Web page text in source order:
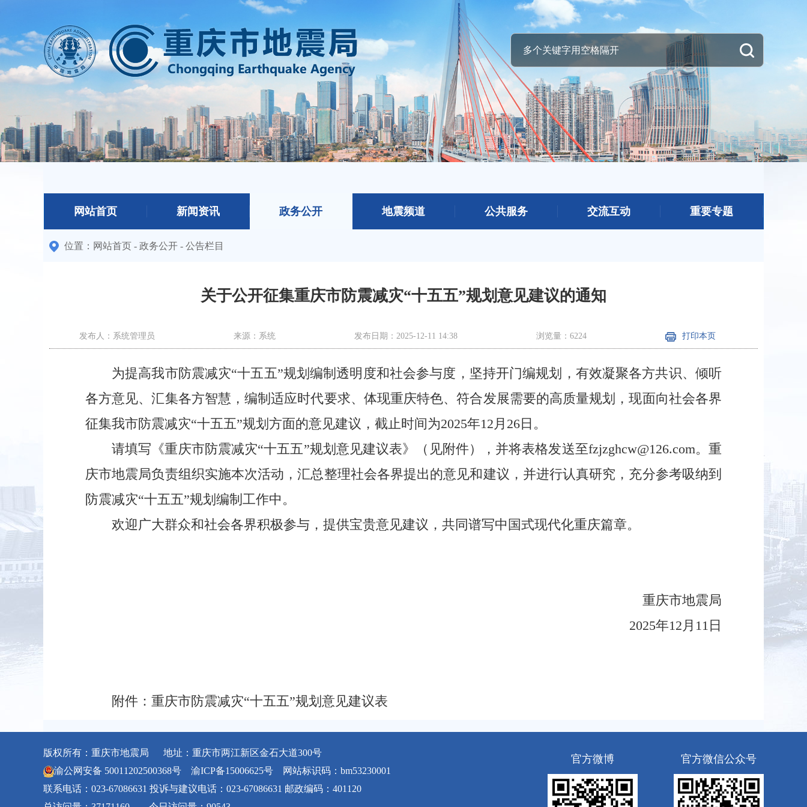
网站首页 新闻资讯 政务公开 地震频道 公共服务 交流互动 重要专题
位置： 网站首页 - 政务公开 - 公告栏目
关于公开征集重庆市防震减灾“十五五”规划意见建议的通知
发布人：系统管理员 来源：系统 发布日期：2025-12-11 14:38 浏览量：6224 打印本页
为提高我市防震减灾“十五五”规划编制透明度和社会参与度，坚持开门编规划，有效凝聚各方共识、倾听
各方意见、汇集各方智慧，编制适应时代要求、体现重庆特色、符合发展需要的高质量规划，现面向社会各界
征集我市防震减灾“十五五”规划方面的意见建议，截止时间为2025年12月26日。
请填写《重庆市防震减灾“十五五”规划意见建议表》（见附件），并将表格发送至fzjzghcw@126.com。重
庆市地震局负责组织实施本次活动，汇总整理社会各界提出的意见和建议，并进行认真研究，充分参考吸纳到
防震减灾“十五五”规划编制工作中。
欢迎广大群众和社会各界积极参与，提供宝贵意见建议，共同谱写中国式现代化重庆篇章。
重庆市地震局
2025年12月11日
附件： 重庆市防震减灾“十五五”规划意见建议表
版权所有：重庆市地震局 地址：重庆市两江新区金石大道300号
渝公网安备 50011202500368号
渝ICP备15006625号 网站标识码：bm53230001
联系电话：023-67086631 投诉与建议电话：023-67086631 邮政编码：401120
官方微博 官方微信公众号